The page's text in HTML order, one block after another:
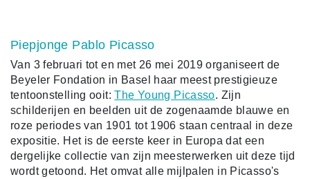
Piepjonge Pablo Picasso
Van 3 februari tot en met 26 mei 2019 organiseert de
Beyeler Fondation in Basel haar meest prestigieuze
tentoonstelling ooit:The Young Picasso. Zijn
schilderijen en beelden uit de zogenaamde blauwe en
roze periodes van 1901 tot 1906 staan centraal in deze
expositie. Het is de eerste keer in Europa dat een
dergelijke collectie van zijn meesterwerken uit deze tijd
wordt getoond. Het omvat alle mijlpalen in Picasso's